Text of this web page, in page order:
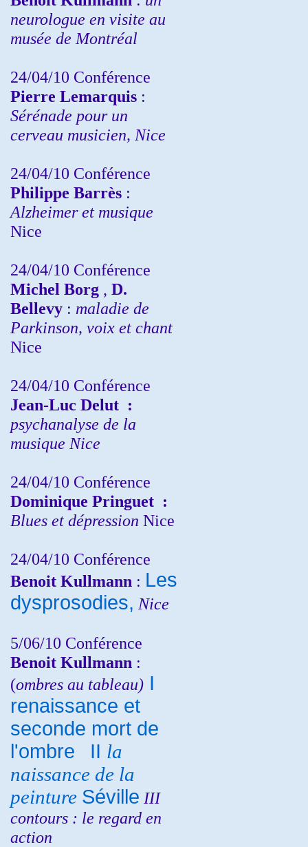
neurologue en visite au
musée de Montréal
24/04/10 Conférence
Pierre Lemarquis :
Sérénade pour un
cerveau musicien, Nice
24/04/10 Conférence
Philippe Barrès :
Alzheimer et musique
Nice
24/04/10 Conférence
Michel Borg , D.
Bellevy : maladie de
Parkinson, voix et chant
Nice
24/04/10 Conférence
Jean-Luc Delut :
psychanalyse de la
musique Nice
24/04/10 Conférence
Dominique Pringuet :
Blues et dépression Nice
24/04/10 Conférence
Benoit Kullmann : Les
dysprosodies, Nice
5/06/10 Conférence
Benoit Kullmann :
(ombres au tableau) I
renaissance et
seconde mort de
l'ombre
II la
naissance de la
peinture Séville III
contours : le regard en
action